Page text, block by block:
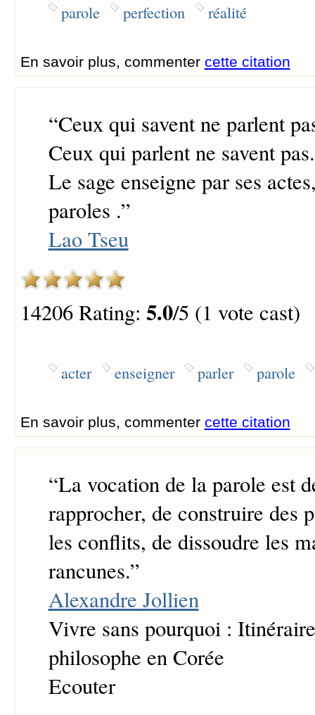
parole perfection réalité
En savoir plus, commenter cette citation
“Ceux qui savent ne parlent
Ceux qui parlent ne savent pas.
Le sage enseigne par ses
paroles .”
Lao Tseu
14206 Rating: 5.0/5 (1 vote cast)
acter enseigner parler parole
En savoir plus, commenter cette citation
“La vocation de la parole est
rapprocher, de construire des
les conflits, de dissoudre les
rancunes.”
Alexandre Jollien
Vivre sans pourquoi :
philosophe en Corée
Ecouter